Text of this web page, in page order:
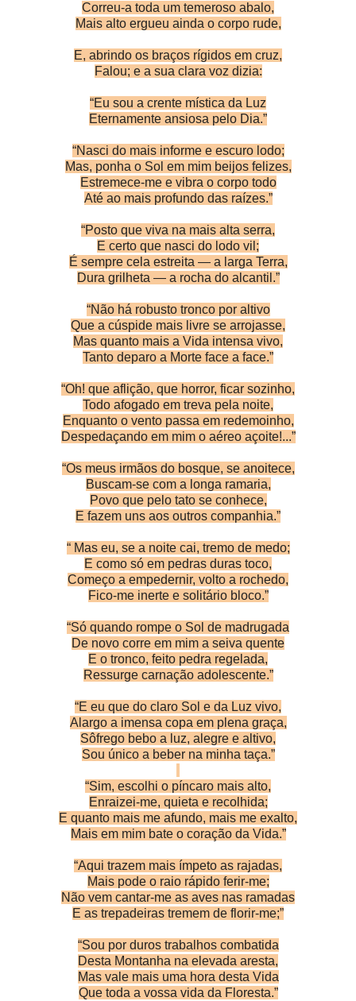
Correu-a toda um temeroso abalo,
Mais alto ergueu ainda o corpo rude,
E, abrindo os braços rígidos em cruz,
Falou; e a sua clara voz dizia:
“Eu sou a crente mística da Luz
Eternamente ansiosa pelo Dia.”
“Nasci do mais informe e escuro lodo;
Mas, ponha o Sol em mim beijos felizes,
Estremece-me e vibra o corpo todo
Até ao mais profundo das raízes.”
“Posto que viva na mais alta serra,
E certo que nasci do lodo vil;
É sempre cela estreita — a larga Terra,
Dura grilheta — a rocha do alcantil.”
“Não há robusto tronco por altivo
Que a cúspide mais livre se arrojasse,
Mas quanto mais a Vida intensa vivo,
Tanto deparo a Morte face a face.”
“Oh! que aflição, que horror, ficar sozinho,
Todo afogado em treva pela noite,
Enquanto o vento passa em redemoinho,
Despedaçando em mim o aéreo açoite!...”
“Os meus irmãos do bosque, se anoitece,
Buscam-se com a longa ramaria,
Povo que pelo tato se conhece,
E fazem uns aos outros companhia.”
“ Mas eu, se a noite cai, tremo de medo;
E como só em pedras duras toco,
Começo a empedernir, volto a rochedo,
Fico-me inerte e solitário bloco.”
“Só quando rompe o Sol de madrugada
De novo corre em mim a seiva quente
E o tronco, feito pedra regelada,
Ressurge carnação adolescente.”
“E eu que do claro Sol e da Luz vivo,
Alargo a imensa copa em plena graça,
Sôfrego bebo a luz, alegre e altivo,
Sou único a beber na minha taça.”
“Sim, escolhi o píncaro mais alto,
Enraizei-me, quieta e recolhida;
E quanto mais me afundo, mais me exalto,
Mais em mim bate o coração da Vida.”
“Aqui trazem mais ímpeto as rajadas,
Mais pode o raio rápido ferir-me;
Não vem cantar-me as aves nas ramadas
E as trepadeiras tremem de florir-me;”
“Sou por duros trabalhos combatida
Desta Montanha na elevada aresta,
Mas vale mais uma hora desta Vida
Que toda a vossa vida da Floresta.”